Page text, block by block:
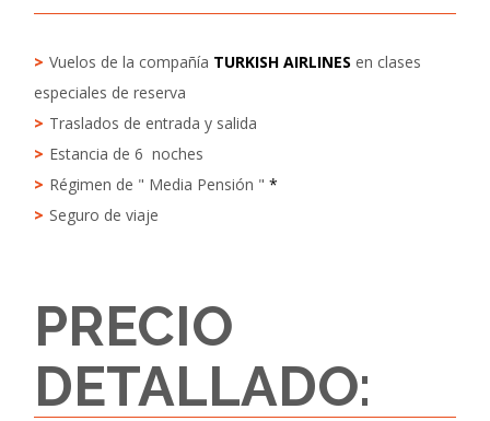
Vuelos de la compañía TURKISH AIRLINES en clases
especiales de reserva
Traslados de entrada y salida
Estancia de 6 noches
Régimen de " Media Pensión "*
Seguro de viaje
PRECIO
DETALLADO: